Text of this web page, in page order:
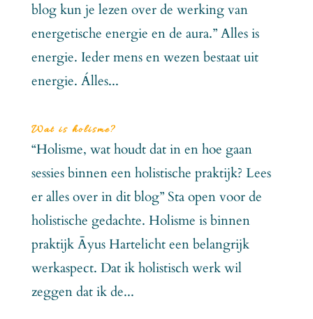
blog kun je lezen over de werking van
energetische energie en de aura.” Alles is
energie. Ieder mens en wezen bestaat uit
energie. Álles...
Wat is holisme?
“Holisme, wat houdt dat in en hoe gaan
sessies binnen een holistische praktijk? Lees
er alles over in dit blog” Sta open voor de
holistische gedachte. Holisme is binnen
praktijk Āyus Hartelicht een belangrijk
werkaspect. Dat ik holistisch werk wil
zeggen dat ik de...